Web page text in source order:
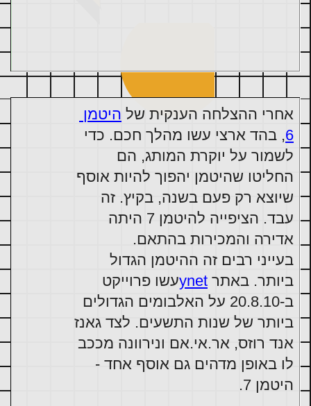
אחרי ההצלחה הענקית של היטמן
6, בהד ארצי עשו מהלך חכם. כדי
לשמור על יוקרת המותג, הם
החליטו שהיטמן יהפוך להיות אוסף
שיוצא רק פעם בשנה, בקיץ. זה
עבד. הציפייה להיטמן 7 היתה
בעייני רבים זה ההיטמן הגדול
ביותר. באתר ynetעשו פרוייקט
ב-20.8.10 על האלבומים הגדולים
ביותר של שנות התשעים. לצד גאנז
אנד רוזס, אר.אי.אם ונירוונה מככב
לו באופן מדהים גם אוסף אחד -
היטמן 7.